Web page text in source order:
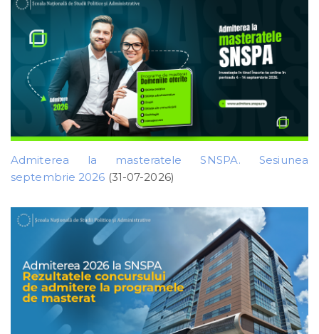
Admiterea la masteratele SNSPA. Sesiunea
septembrie 2026 (31-07-2026)